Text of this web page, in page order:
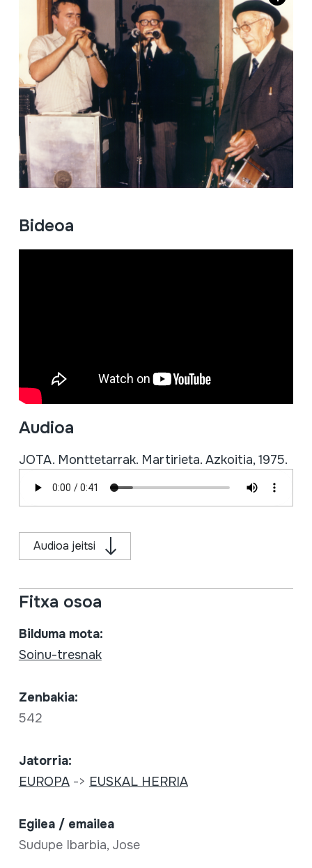
Bideoa
Audioa
JOTA. Monttetarrak. Martirieta. Azkoitia, 1975.
Audioa jeitsi
Fitxa osoa
Bilduma mota:
Soinu-tresnak
Zenbakia:
542
Jatorria:
EUROPA-> EUSKAL HERRIA
Egilea / emailea
Sudupe Ibarbia, Jose